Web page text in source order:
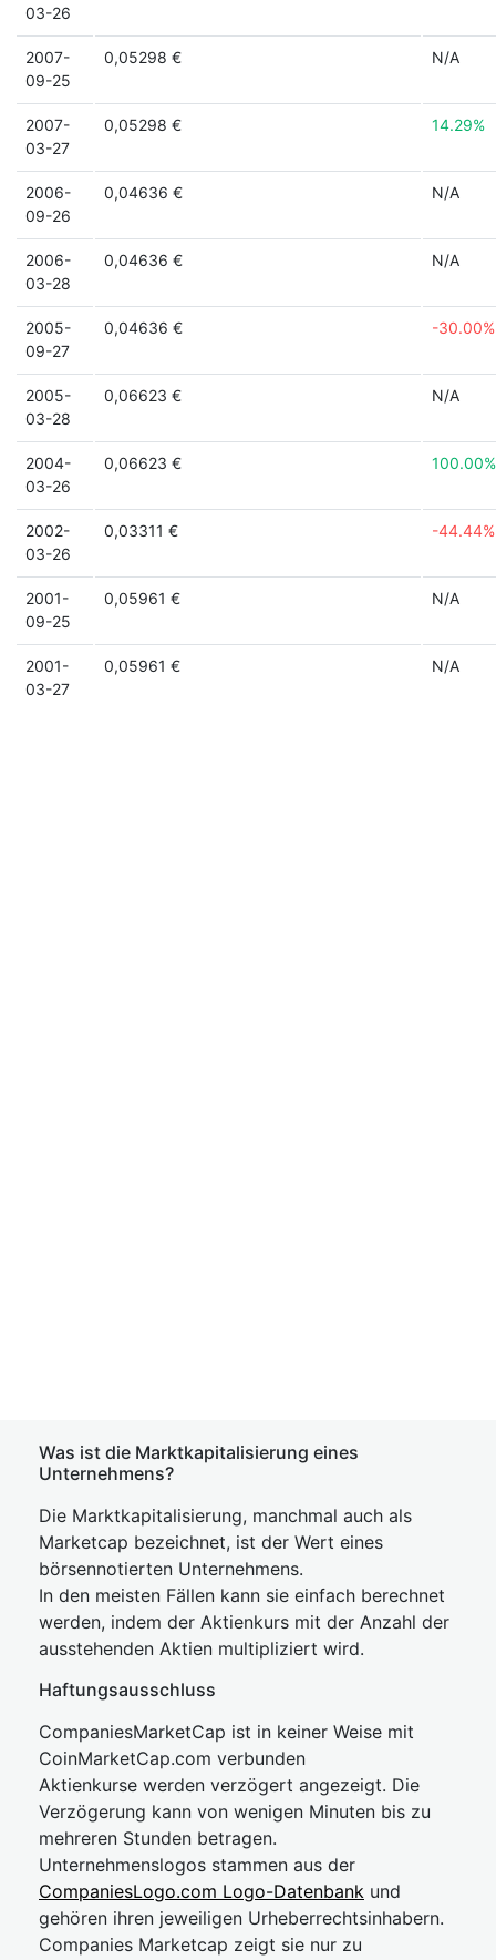
03-26
2007-
09-25
0,05298 € N/A
2007-
03-27
0,05298 € 14.29%
2006-
09-26
0,04636 € N/A
2006-
03-28
0,04636 € N/A
2005-
09-27
0,04636 € -30.00%
2005-
03-28
0,06623 € N/A
2004-
03-26
0,06623 € 100.00%
2002-
03-26
0,03311 € -44.44%
2001-
09-25
0,05961 € N/A
2001-
03-27
0,05961 € N/A
Was ist die Marktkapitalisierung eines
Unternehmens?
Die Marktkapitalisierung, manchmal auch als
Marketcap bezeichnet, ist der Wert eines
börsennotierten Unternehmens.
In den meisten Fällen kann sie einfach berechnet
werden, indem der Aktienkurs mit der Anzahl der
ausstehenden Aktien multipliziert wird.
Haftungsausschluss
CompaniesMarketCap ist in keiner Weise mit
CoinMarketCap.com verbunden
Aktienkurse werden verzögert angezeigt. Die
Verzögerung kann von wenigen Minuten bis zu
mehreren Stunden betragen.
Unternehmenslogos stammen aus der
CompaniesLogo.com Logo-Datenbank und
gehören ihren jeweiligen Urheberrechtsinhabern.
Companies Marketcap zeigt sie nur zu